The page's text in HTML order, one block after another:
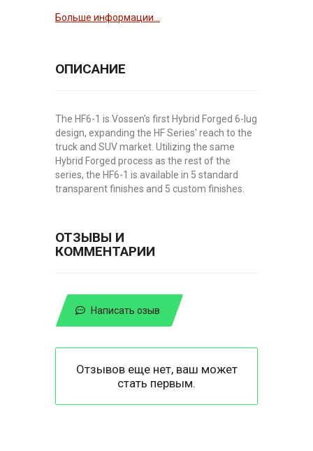
Больше информации...
ОПИСАНИЕ
The HF6-1 is Vossen's first Hybrid Forged 6-lug
design, expanding the HF Series' reach to the
truck and SUV market. Utilizing the same
Hybrid Forged process as the rest of the
series, the HF6-1 is available in 5 standard
transparent finishes and 5 custom finishes.
ОТЗЫВЫ И
КОММЕНТАРИИ
Написать озыв
Отзывов еще нет, ваш может
стать первым.